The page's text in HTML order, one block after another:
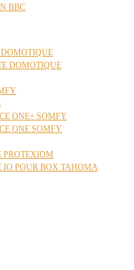
BBC
DOMOTIQUE
ONE+ SOMFY
ONE SOMFY
PROTEXIOM
IO POUR BOX TAHOMA